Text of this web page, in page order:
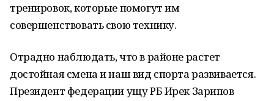
тренировок, которые помогут им
совершенствовать свою технику.
Отрадно наблюдать, что в районе растет
достойная смена и наш вид спорта развивается.
Президент федерации ущу РБ Ирек Зарипов